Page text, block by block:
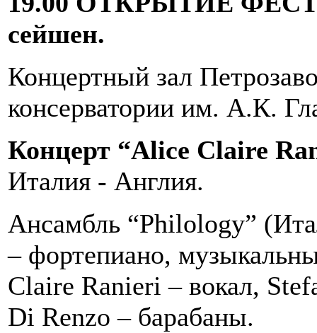
сейшен.
Концертный зал
консерватории им. А.К.
Концерт “Alice Claire
Италия - Англия.
Ансамбль “Philology”
– фортепиано,
Claire Ranieri – вокал,
Di Renzo – барабаны.